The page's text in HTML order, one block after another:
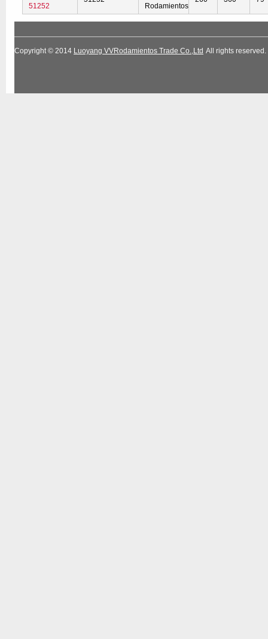
51252 Rodamientos
Copyright © 2014 Luoyang VVRodamientos Trade Co.,Ltd All rights